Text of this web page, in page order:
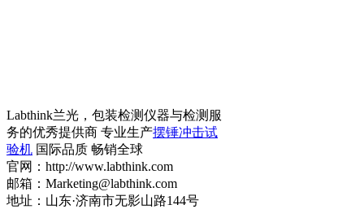
Labthink兰光，包装检测仪器与检测服
务的优秀提供商 专业生产摆锤冲击试
验机 国际品质 畅销全球
官网：http://www.labthink.com
邮箱：Marketing@labthink.com
地址：山东·济南市无影山路144号